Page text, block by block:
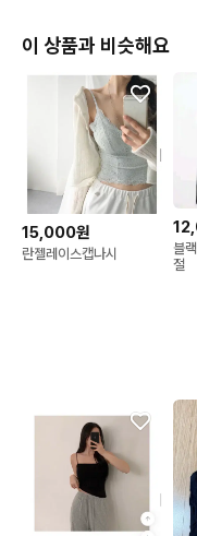
이 상품과 비슷해요
15,000원
란젤레이스캡나시
블
절